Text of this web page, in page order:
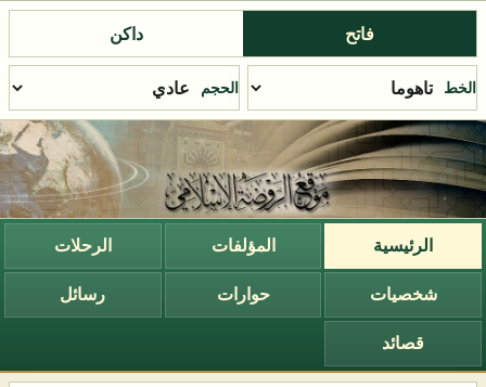
فاتح داكن
الخط الحجم
الرئيسية المؤلفات الرحلات
شخصيات حوارات رسائل
قصائد